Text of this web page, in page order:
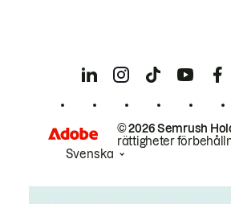
© 2026 Semrush
rättigheter
Svenska